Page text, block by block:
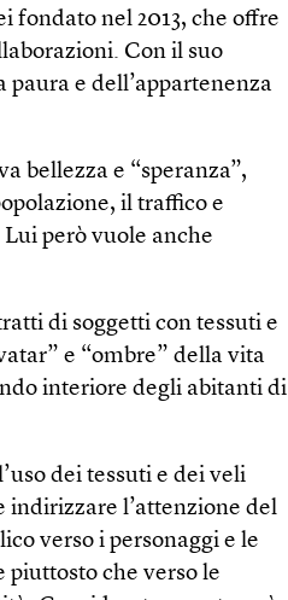
fondato nel 2013, che offre
Con il suo
e dell’appartenenza
bellezza e “speranza”,
il traffico e
però vuole anche
di soggetti con tessuti e
e “ombre” della vita
interiore degli abitanti di
dei tessuti e dei veli
indirizzare l’attenzione del
verso i personaggi e le
piuttosto che verso le